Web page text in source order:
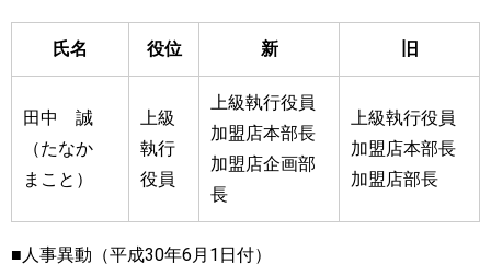
氏名 役位 新 旧
田中 誠
（たなか
まこと）
上級
執行
役員
上級執行役員
加盟店本部長
加盟店企画部
長
上級執行役員
加盟店本部長
加盟店部長
■人事異動（平成30年6月1日付）